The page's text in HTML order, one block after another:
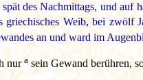
des Nachmittags, und
griechisches Weib, bei
an und ward im
nur a sein Gewand berühren,